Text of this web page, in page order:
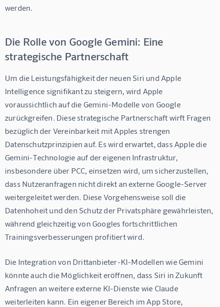
werden.
Die Rolle von Google Gemini: Eine
strategische Partnerschaft
Um die Leistungsfähigkeit der neuen Siri und Apple
Intelligence signifikant zu steigern, wird Apple
voraussichtlich auf die Gemini-Modelle von Google
zurückgreifen. Diese strategische Partnerschaft wirft Fragen
bezüglich der Vereinbarkeit mit Apples strengen
Datenschutzprinzipien auf. Es wird erwartet, dass Apple die
Gemini-Technologie auf der eigenen Infrastruktur,
insbesondere über PCC, einsetzen wird, um sicherzustellen,
dass Nutzeranfragen nicht direkt an externe Google-Server
weitergeleitet werden. Diese Vorgehensweise soll die
Datenhoheit und den Schutz der Privatsphäre gewährleisten,
während gleichzeitig von Googles fortschrittlichen
Trainingsverbesserungen profitiert wird.
Die Integration von Drittanbieter-KI-Modellen wie Gemini
könnte auch die Möglichkeit eröffnen, dass Siri in Zukunft
Anfragen an weitere externe KI-Dienste wie Claude
weiterleiten kann. Ein eigener Bereich im App Store,